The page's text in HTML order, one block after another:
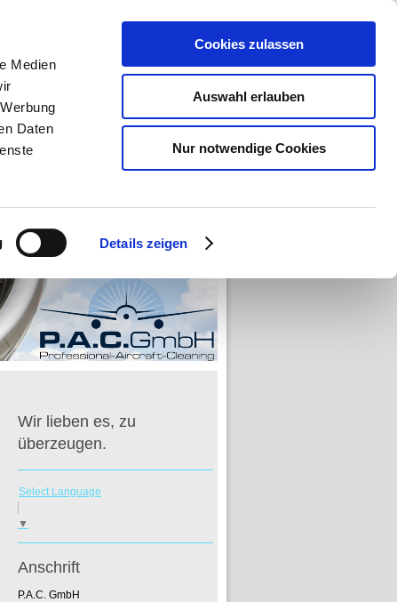
Medien
Daten
Details zeigen
Cookies zulassen
Auswahl erlauben
Nur notwendige Cookies
Wir lieben es, zu
überzeugen.
Select Language
▼
Anschrift
P.A.C. GmbH